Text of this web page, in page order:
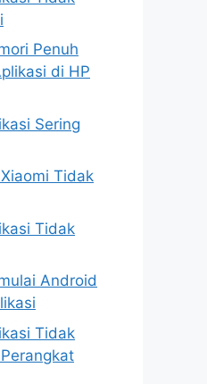
Penuh
di HP
Sering
Tidak
Tidak
Android
Tidak